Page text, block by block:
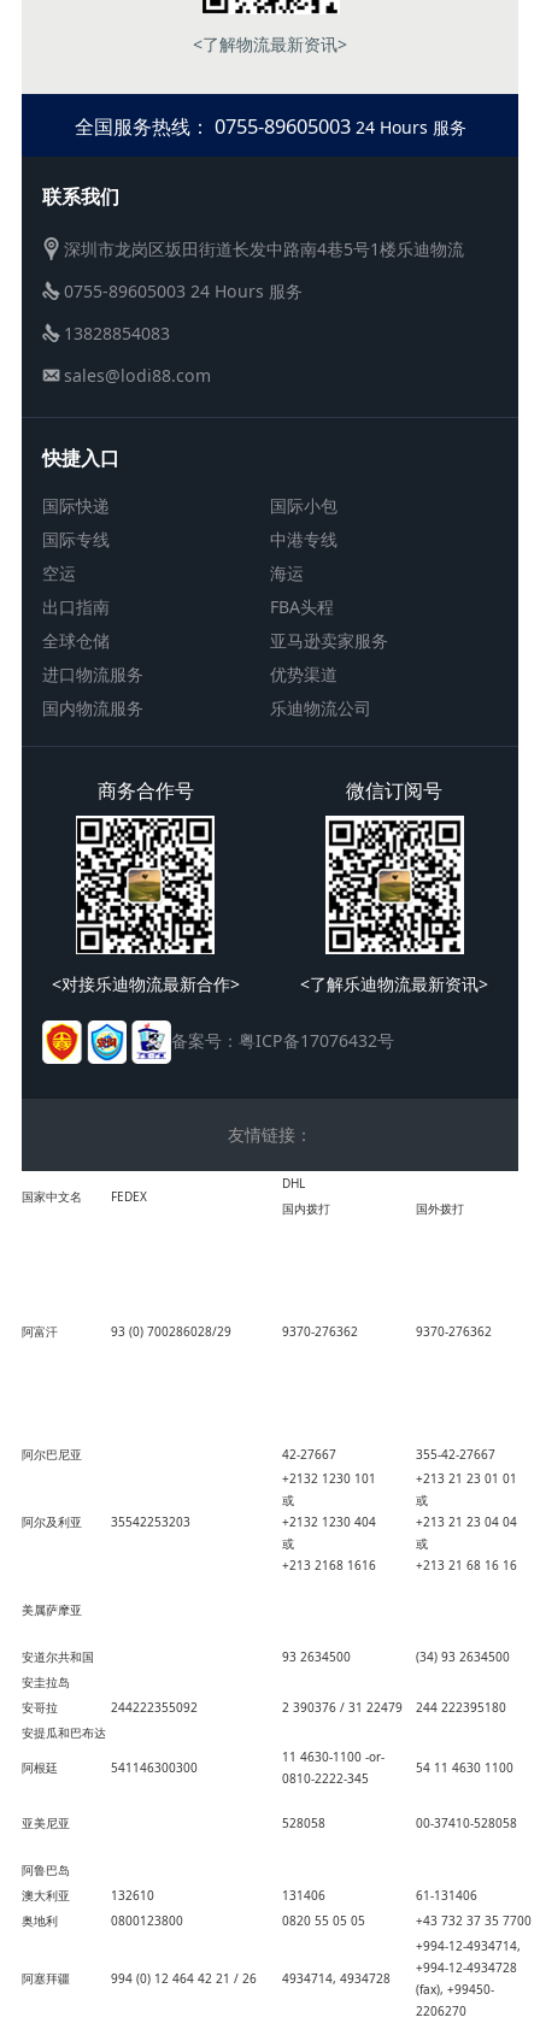
<了解物流最新资讯>
全国服务热线： 0755-89605003 24 Hours 服务
联系我们
深圳市龙岗区坂田街道长发中路南4巷5号1楼乐迪物流
0755-89605003 24 Hours 服务
13828854083
sales@lodi88.com
快捷入口
国际快递
国际小包
国际专线
中港专线
空运
海运
出口指南
FBA头程
全球仓储
亚马逊卖家服务
进口物流服务
优势渠道
国内物流服务
乐迪物流公司
商务合作号
<对接乐迪物流最新合作>
微信订阅号
<了解乐迪物流最新资讯>
备案号：粤ICP备17076432号
友情链接：
国家中文名 FEDEX
DHL
国内拨打 国外拨打
阿富汗 93 (0) 700286028/29 9370-276362 9370-276362
阿尔巴尼亚 42-27667 355-42-27667
阿尔及利亚 35542253203
+2132 1230 101
或
+2132 1230 404
或
+213 2168 1616
+213 21 23 01 01
或
+213 21 23 04 04
或
+213 21 68 16 16
美属萨摩亚
安道尔共和国 93 2634500 (34) 93 2634500
安圭拉岛
安哥拉
244222355092 2 390376 / 31 22479 244 222395180
安提瓜和巴布达
阿根廷 541146300300
11 4630-1100 -or-
0810-2222-345
54 11 4630 1100
亚美尼亚 528058 00-37410-528058
阿鲁巴岛
澳大利亚
132610 131406 61-131406
奥地利
0800123800 0820 55 05 05 +43 732 37 35 7700
阿塞拜疆 994 (0) 12 464 42 21 / 26 4934714, 4934728
+994-12-4934714,
+994-12-4934728
(fax), +99450-
2206270